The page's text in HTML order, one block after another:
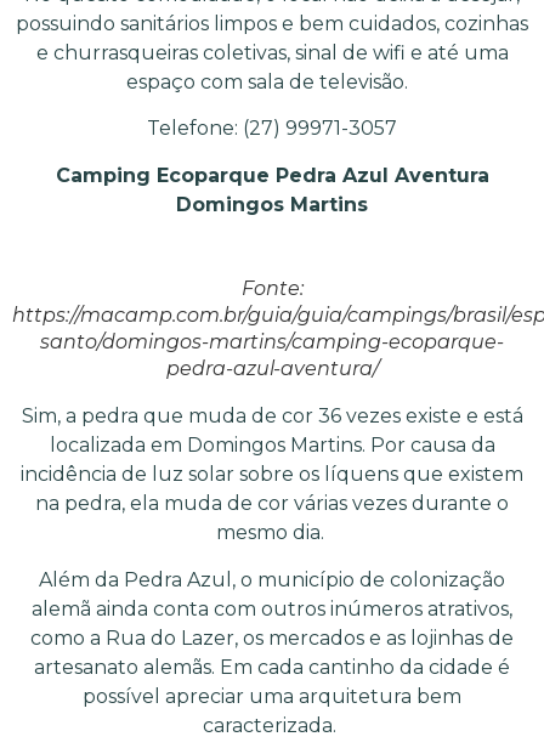
possuindo sanitários limpos e bem cuidados, cozinhas
e churrasqueiras coletivas, sinal de wifi e até uma
espaço com sala de televisão.
Telefone: (27) 99971-3057
Camping Ecoparque Pedra Azul Aventura
Domingos Martins
Fonte:
https://macamp.com.br/guia/guia/campings/brasil/
santo/domingos-martins/camping-ecoparque-
pedra-azul-aventura/
Sim, a pedra que muda de cor 36 vezes existe e está
localizada em Domingos Martins. Por causa da
incidência de luz solar sobre os líquens que existem
na pedra, ela muda de cor várias vezes durante o
mesmo dia.
Além da Pedra Azul, o município de colonização
alemã ainda conta com outros inúmeros atrativos,
como a Rua do Lazer, os mercados e as lojinhas de
artesanato alemãs. Em cada cantinho da cidade é
possível apreciar uma arquitetura bem
caracterizada.